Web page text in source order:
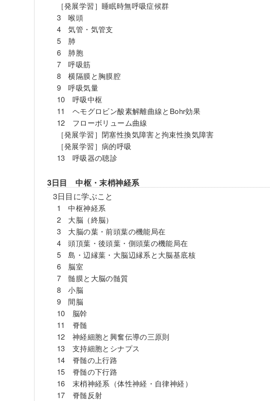
［発展学習］睡眠時無呼吸症候群
3 喉頭
4 気管・気管支
5 肺
6 肺胞
7 呼吸筋
8 横隔膜と胸膜腔
9 呼吸気量
10 呼吸中枢
11 ヘモグロビン酸素解離曲線とBohr効果
12 フローボリューム曲線
［発展学習］閉塞性換気障害と拘束性換気障害
［発展学習］病的呼吸
13 呼吸器の聴診
3日目 中枢・末梢神経系
3日目に学ぶこと
1 中枢神経系
2 大脳（終脳）
3 大脳の葉・前頭葉の機能局在
4 頭頂葉・後頭葉・側頭葉の機能局在
5 島・辺縁葉・大脳辺縁系と大脳基底核
6 脳室
7 髄膜と大脳の髄質
8 小脳
9 間脳
10 脳幹
11 脊髄
12 神経細胞と興奮伝導の三原則
13 支持細胞とシナプス
14 脊髄の上行路
15 脊髄の下行路
16 末梢神経系（体性神経・自律神経）
17 脊髄反射